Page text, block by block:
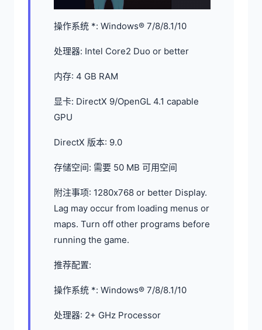
操作系统 *: Windows® 7/8/8.1/10
处理器: Intel Core2 Duo or better
内存: 4 GB RAM
显卡: DirectX 9/OpenGL 4.1 capable
GPU
DirectX 版本: 9.0
存储空间: 需要 50 MB 可用空间
附注事项: 1280x768 or better Display.
Lag may occur from loading menus or
maps. Turn off other programs before
running the game.
推荐配置:
操作系统 *: Windows® 7/8/8.1/10
处理器: 2+ GHz Processor